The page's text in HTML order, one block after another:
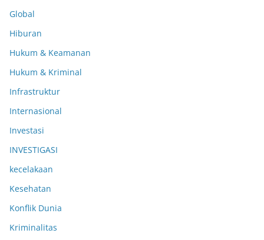
Global
Hiburan
Hukum & Keamanan
Hukum & Kriminal
Infrastruktur
Internasional
Investasi
INVESTIGASI
kecelakaan
Kesehatan
Konflik Dunia
Kriminalitas